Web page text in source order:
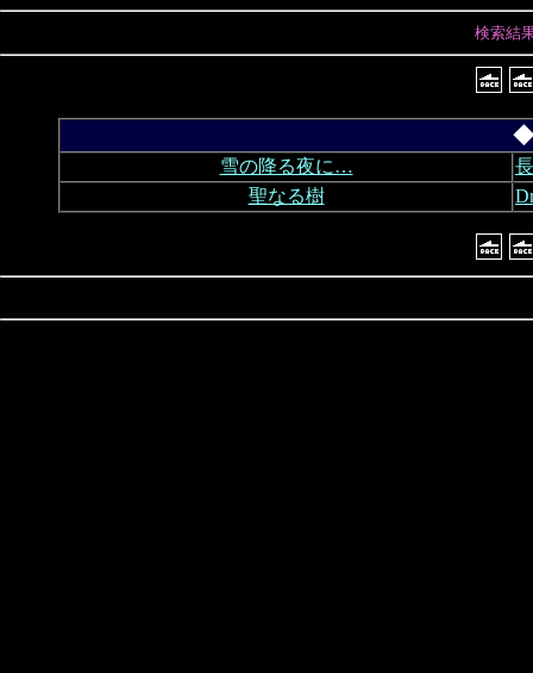
検索結
◆
雪の降る夜に…
聖なる樹